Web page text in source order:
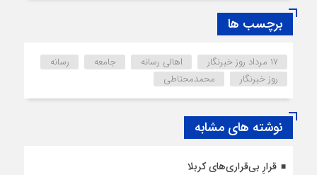
برچسب ها
۱۷ مرداد روز خبرنگار اهالی رسانه جامعه
رسانه
روز خبرنگار
محمدمحتاطی
نوشته های مشابه
قرارِ بی‌قراری‌های کربلا